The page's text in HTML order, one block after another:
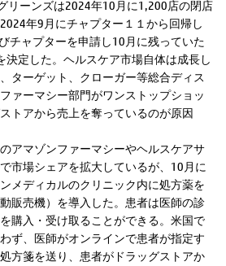
リーンズは2024年10月に1,200店の閉店
年9月にチャプター１１から回帰し
チャプターを申請し10月に残っていた
決定した。ヘルスケア市場自体は成長し
ターゲット、クローガー等総合ディス
ァーマシー部門がワンストップショッ
トアから売上を奪っているのが原因
アマゾンファーマシーやヘルスケアサ
市場シェアを拡大しているが、10月に
メディカルのクリニック内に処方薬を
販売機）を導入した。患者は医師の診
購入・受け取ることができる。米国で
ず、医師がオンラインで患者が指定す
方箋を送り、患者がドラッグストアか